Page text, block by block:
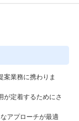
案業務に携わりま
が定着するためにさ
アプローチが最適